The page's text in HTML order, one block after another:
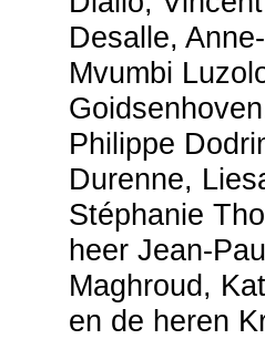
Desalle,
Mvumbi
Philippe
Durenne,
Stéphanie
heer Jean-
Maghroud,
en de heren